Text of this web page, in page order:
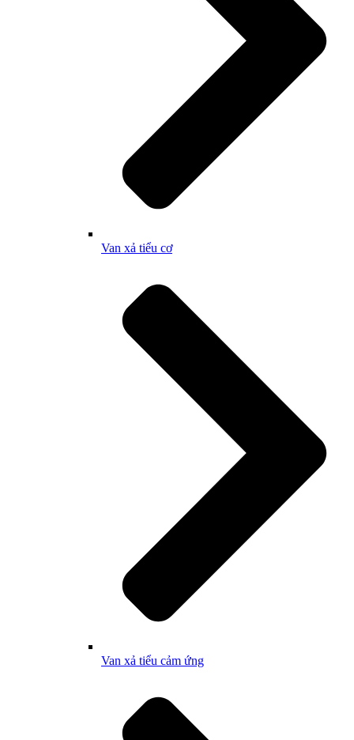
Van xả tiểu cơ
Van xả tiểu cảm ứng